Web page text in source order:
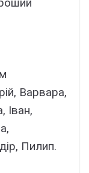
Варвара,
Іван,
Пилип.